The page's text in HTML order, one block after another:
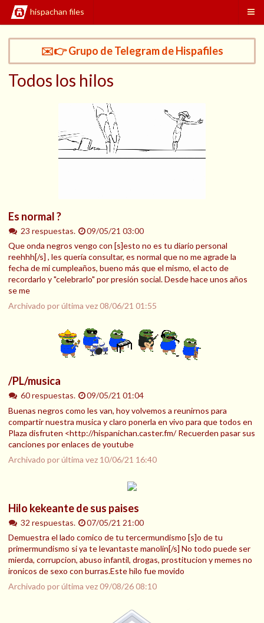
hispachan files
✉️👉 Grupo de Telegram de Hispafiles
Todos los hilos
Es normal ?
23 respuestas.
09/05/21 03:00
Que onda negros vengo con [s]esto no es tu diario personal
reehhh[/s] , les quería consultar, es normal que no me agrade la
fecha de mi cumpleaños, bueno más que el mismo, el acto de
recordarlo y "celebrarlo" por presión social. Desde hace unos años
se me
Archivado por última vez08/06/21 01:55
/PL/musica
60 respuestas.
09/05/21 01:04
Buenas negros como les van, hoy volvemos a reunirnos para
compartir nuestra musica y claro ponerla en vivo para que todos en
Plaza disfruten <http://hispanichan.caster.fm/ Recuerden pasar sus
canciones por enlaces de youtube
Archivado por última vez 10/06/21 16:40
Hilo kekeante de sus paises
32 respuestas.
07/05/21 21:00
Demuestra el lado comico de tu tercermundismo [s]o de tu
primermundismo si ya te levantaste manolin[/s] No todo puede ser
mierda, corrupcion, abuso infantil, drogas, prostitucion y memes no
ironicos de sexo con burras.Este hilo fue movido
Archivado por última vez09/08/26 08:10